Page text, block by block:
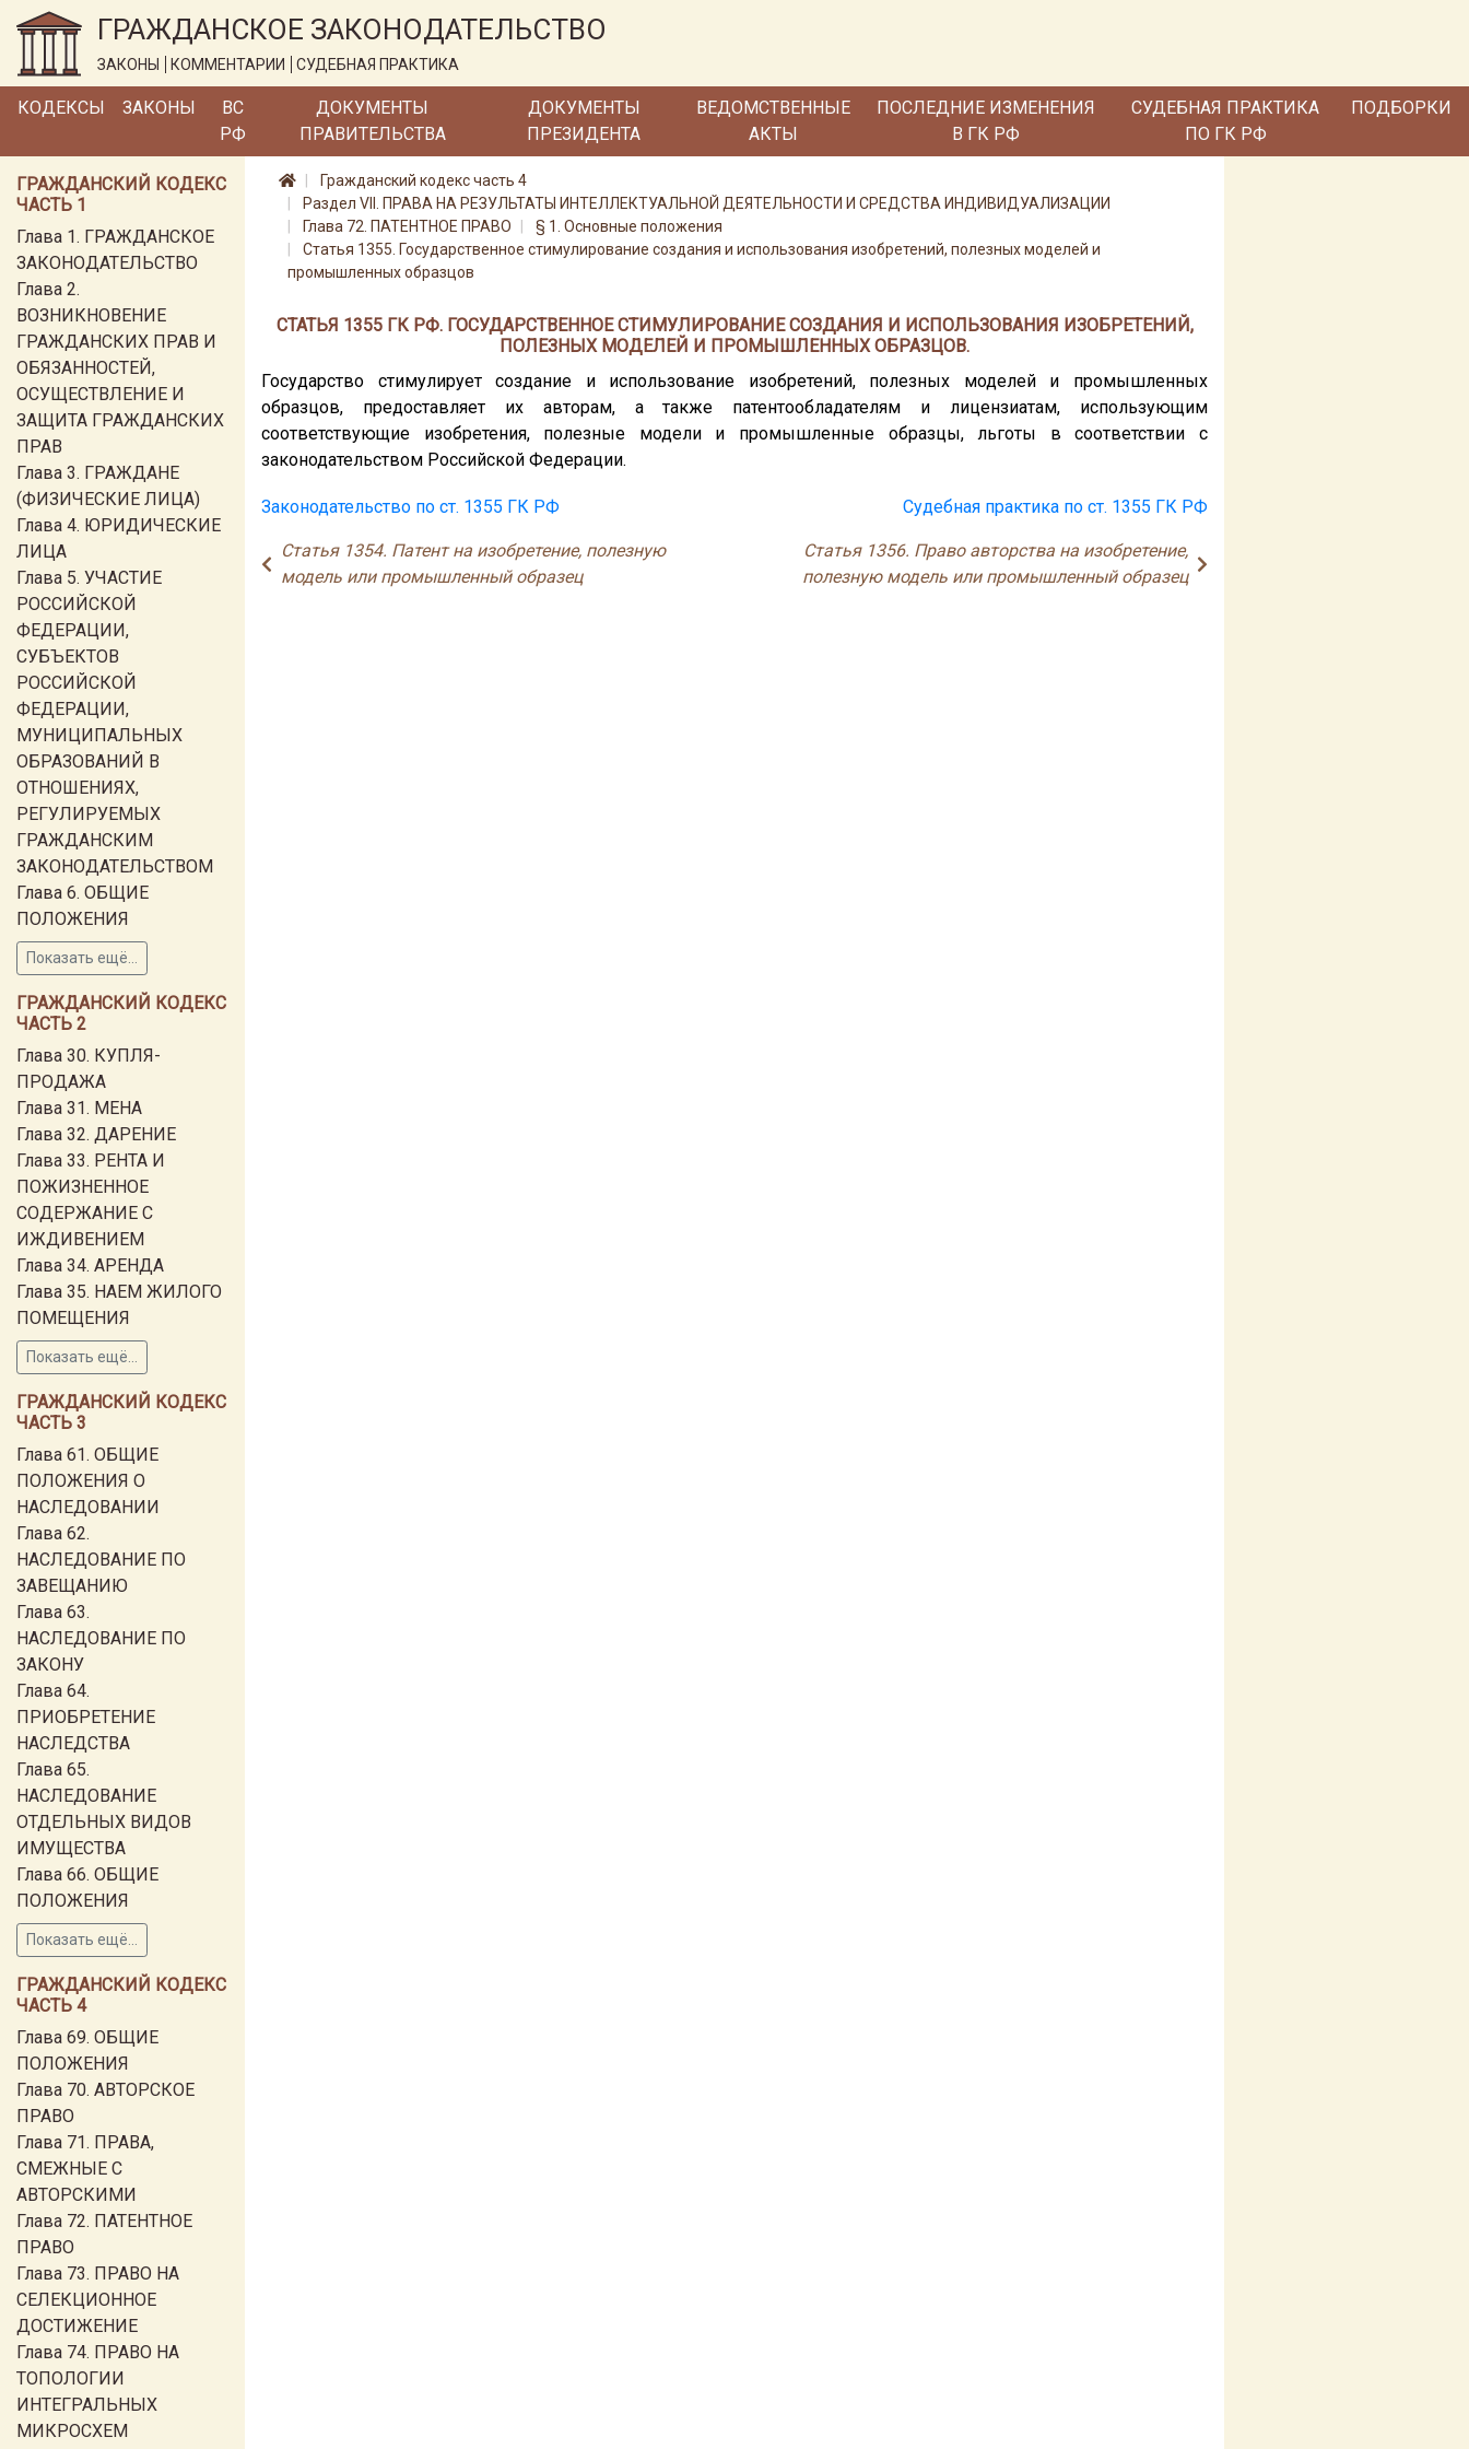
ГРАЖДАНСКОЕ ЗАКОНОДАТЕЛЬСТВО
ЗАКОНЫ КОММЕНТАРИИ СУДЕБНАЯ ПРАКТИКА
КОДЕКСЫ ЗАКОНЫ
ВС
РФ
ДОКУМЕНТЫ
ПРАВИТЕЛЬСТВА
ДОКУМЕНТЫ
ПРЕЗИДЕНТА
ВЕДОМСТВЕННЫЕ
АКТЫ
ПОСЛЕДНИЕ ИЗМЕНЕНИЯ
В ГК РФ
СУДЕБНАЯ ПРАКТИКА
ПО ГК РФ
ПОДБОРКИ
ГРАЖДАНСКИЙ КОДЕКС
ЧАСТЬ 1
Глава 1. ГРАЖДАНСКОЕ
ЗАКОНОДАТЕЛЬСТВО
Глава 2.
ВОЗНИКНОВЕНИЕ
ГРАЖДАНСКИХ ПРАВ И
ОБЯЗАННОСТЕЙ,
ОСУЩЕСТВЛЕНИЕ И
ЗАЩИТА ГРАЖДАНСКИХ
ПРАВ
Глава 3. ГРАЖДАНЕ
(ФИЗИЧЕСКИЕ ЛИЦА)
Глава 4. ЮРИДИЧЕСКИЕ
ЛИЦА
Глава 5. УЧАСТИЕ
РОССИЙСКОЙ
ФЕДЕРАЦИИ,
СУБЪЕКТОВ
РОССИЙСКОЙ
ФЕДЕРАЦИИ,
МУНИЦИПАЛЬНЫХ
ОБРАЗОВАНИЙ В
ОТНОШЕНИЯХ,
РЕГУЛИРУЕМЫХ
ГРАЖДАНСКИМ
ЗАКОНОДАТЕЛЬСТВОМ
Глава 6. ОБЩИЕ
ПОЛОЖЕНИЯ
Показать ещё...
ГРАЖДАНСКИЙ КОДЕКС
ЧАСТЬ 2
Глава 30. КУПЛЯ-
ПРОДАЖА
Глава 31. МЕНА
Глава 32. ДАРЕНИЕ
Глава 33. РЕНТА И
ПОЖИЗНЕННОЕ
СОДЕРЖАНИЕ С
ИЖДИВЕНИЕМ
Глава 34. АРЕНДА
Глава 35. НАЕМ ЖИЛОГО
ПОМЕЩЕНИЯ
Показать ещё...
ГРАЖДАНСКИЙ КОДЕКС
ЧАСТЬ 3
Глава 61. ОБЩИЕ
ПОЛОЖЕНИЯ О
НАСЛЕДОВАНИИ
Глава 62.
НАСЛЕДОВАНИЕ ПО
ЗАВЕЩАНИЮ
Глава 63.
НАСЛЕДОВАНИЕ ПО
ЗАКОНУ
Глава 64.
ПРИОБРЕТЕНИЕ
НАСЛЕДСТВА
Глава 65.
НАСЛЕДОВАНИЕ
ОТДЕЛЬНЫХ ВИДОВ
ИМУЩЕСТВА
Глава 66. ОБЩИЕ
ПОЛОЖЕНИЯ
Показать ещё...
ГРАЖДАНСКИЙ КОДЕКС
ЧАСТЬ 4
Глава 69. ОБЩИЕ
ПОЛОЖЕНИЯ
Глава 70. АВТОРСКОЕ
ПРАВО
Глава 71. ПРАВА,
СМЕЖНЫЕ С
АВТОРСКИМИ
Глава 72. ПАТЕНТНОЕ
ПРАВО
Глава 73. ПРАВО НА
СЕЛЕКЦИОННОЕ
ДОСТИЖЕНИЕ
Глава 74. ПРАВО НА
ТОПОЛОГИИ
ИНТЕГРАЛЬНЫХ
МИКРОСХЕМ
Гражданский кодекс часть 4
Раздел VII. ПРАВА НА РЕЗУЛЬТАТЫ ИНТЕЛЛЕКТУАЛЬНОЙ ДЕЯТЕЛЬНОСТИ И СРЕДСТВА ИНДИВИДУАЛИЗАЦИИ
Глава 72. ПАТЕНТНОЕ ПРАВО
§ 1. Основные положения
Статья 1355. Государственное стимулирование создания и использования изобретений, полезных моделей и
промышленных образцов
СТАТЬЯ 1355 ГК РФ. ГОСУДАРСТВЕННОЕ СТИМУЛИРОВАНИЕ СОЗДАНИЯ И ИСПОЛЬЗОВАНИЯ ИЗОБРЕТЕНИЙ,
ПОЛЕЗНЫХ МОДЕЛЕЙ И ПРОМЫШЛЕННЫХ ОБРАЗЦОВ.
Государство стимулирует создание и использование изобретений, полезных моделей и промышленных
образцов, предоставляет их авторам, а также патентообладателям и лицензиатам, использующим
соответствующие изобретения, полезные модели и промышленные образцы, льготы в соответствии с
законодательством Российской Федерации.
Законодательство по ст. 1355 ГК РФ Судебная практика по ст. 1355 ГК РФ
Статья 1354. Патент на изобретение, полезную
модель или промышленный образец
Статья 1356. Право авторства на изобретение,
полезную модель или промышленный образец